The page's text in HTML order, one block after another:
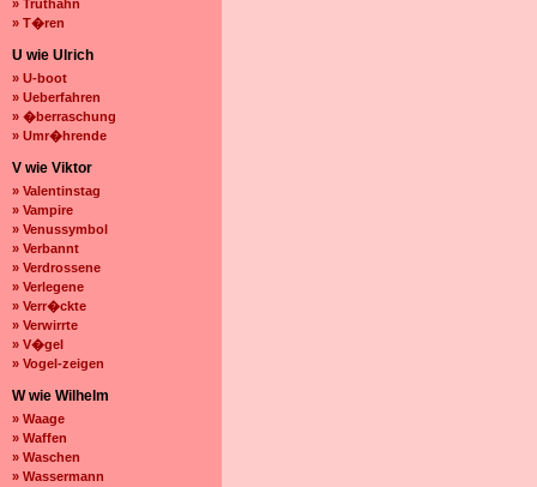
» Truthahn
» T�ren
U wie Ulrich
» U-boot
» Ueberfahren
» �berraschung
» Umr�hrende
V wie Viktor
» Valentinstag
» Vampire
» Venussymbol
» Verbannt
» Verdrossene
» Verlegene
» Verr�ckte
» Verwirrte
» V�gel
» Vogel-zeigen
W wie Wilhelm
» Waage
» Waffen
» Waschen
» Wassermann